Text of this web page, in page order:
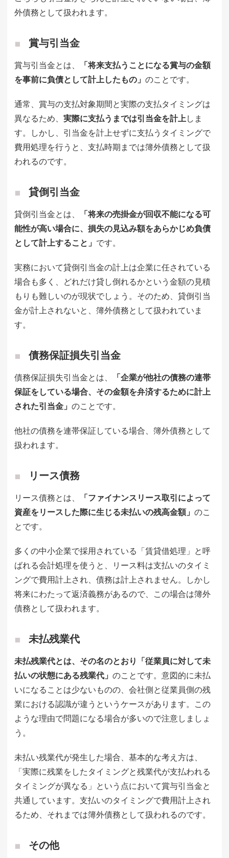
外債務として扱われます。
賞与引当金
賞与引当金とは、
「将来支払うことになる賞与の金額
を事前に負債として計上したもの」 のことです。
通常、賞与の支払対象期間と実際の支払タイミングは
異なるため、 実際に支払うまでは引当金を計上しま
す。しかし、引当金を計上せずに支払うタイミングで
費用処理を行うと、支払時期までは簿外債務として扱
われるのです。
貸倒引当金
貸倒引当金とは、
「将来の売掛金が回収不能になる可
能性が高い場合に、損失の見込み額をあらかじめ負債
として計上すること」 です。
実務において貸倒引当金の計上は企業に任されている
場合も多く、どれだけ貸し倒れるかという金額の見積
もりも難しいのが現状でしょう。そのため、貸倒引当
金が計上されないと、簿外債務として扱われていま
す。
債務保証損失引当金
債務保証損失引当金とは、
「企業が他社の債務の連帯
保証をしている場合、その金額を弁済するために計上
された引当金」 のことです。
他社の債務を連帯保証している場合、簿外債務として
扱われます。
リース債務
リース債務とは、
「ファイナンスリース取引によって
資産をリースした際に生じる未払いの残高金額」 のこ
とです。
多くの中小企業で採用されている「賃貸借処理」と呼
ばれる会計処理を使うと、リース料は支払いのタイミ
ングで費用計上され、債務は計上されません。しかし
将来にわたって返済義務があるので、この場合は簿外
債務として扱われます。
未払残業代
未払残業代とは、その名のとおり「従業員に対して未
払いの状態にある残業代」 のことです。意図的に未払
いになることは少ないものの、会社側と従業員側の残
業における認識が違うというケースがあります。この
ような理由で問題になる場合が多いので注意しましょ
う。
未払い残業代が発生した場合、基本的な考え方は、
「実際に残業をしたタイミングと残業代が支払われる
タイミングが異なる」という点において賞与引当金と
共通しています。支払いのタイミングで費用計上され
るため、それまでは簿外債務として扱われるのです。
その他